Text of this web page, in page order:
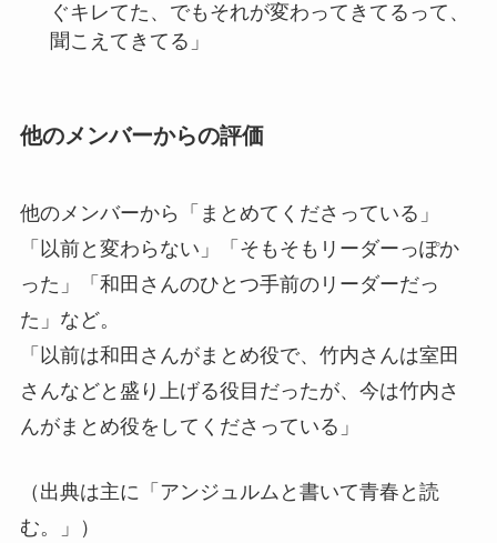
ぐキレてた、でもそれが変わってきてるって、
聞こえてきてる」
他のメンバーからの評価
他のメンバーから「まとめてくださっている」
「以前と変わらない」「そもそもリーダーっぽか
った」「和田さんのひとつ手前のリーダーだっ
た」など。
「以前は和田さんがまとめ役で、竹内さんは室田
さんなどと盛り上げる役目だったが、今は竹内さ
んがまとめ役をしてくださっている」
（出典は主に「アンジュルムと書いて青春と読
む。」）